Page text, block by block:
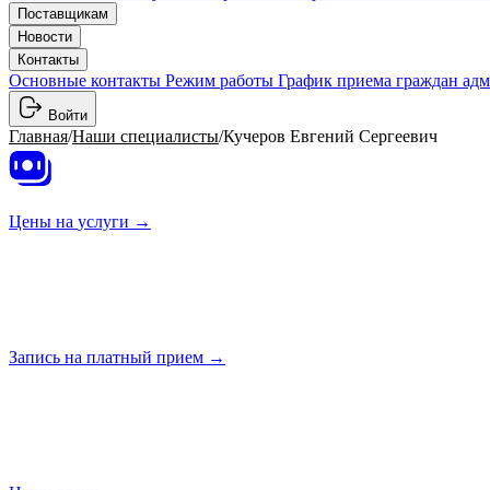
Поставщикам
Новости
Контакты
Основные контакты Режим работы График приема граждан
Войти
Главная/Наши специалисты/Кучеров Евгений Сергеевич
Цены на услуги →
Запись на платный прием →